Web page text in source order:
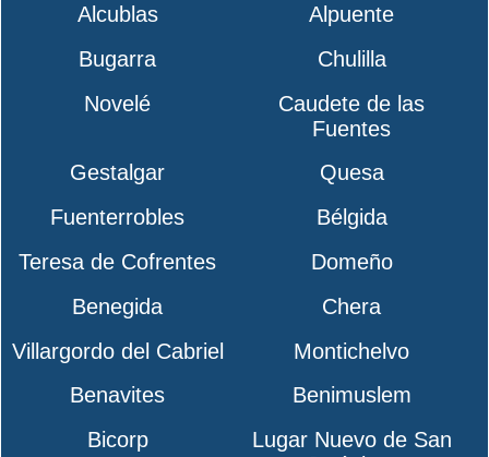
Alcublas
Alpuente
Bugarra
Chulilla
Novelé
Caudete de las
Fuentes
Gestalgar
Quesa
Fuenterrobles
Bélgida
Teresa de Cofrentes
Domeño
Benegida
Chera
Villargordo del Cabriel
Montichelvo
Benavites
Benimuslem
Bicorp
Lugar Nuevo de San